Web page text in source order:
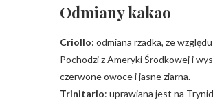
Odmiany kakao
Criollo: odmiana rzadka, ze
Pochodzi z Ameryki Środkowej i
czerwone owoce i jasne ziarna.
Trinitario: uprawiana jest na